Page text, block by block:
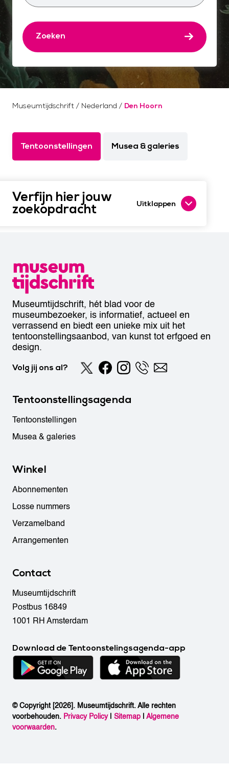
Zoeken
Museumtijdschrift / Nederland / Den Hoorn
Tentoonstellingen Musea & galeries
Verfijn hier jouw
zoekopdracht Uitklappen
Museumtijdschrift, hét blad voor de
museumbezoeker, is informatief, actueel en
verrassend en biedt een unieke mix uit het
tentoonstellingsaanbod, van kunst tot erfgoed en
design.
Volg jij ons al?
Tentoonstellingsagenda
Tentoonstellingen
Musea & galeries
Winkel
Abonnementen
Losse nummers
Verzamelband
Arrangementen
Contact
Museumtijdschrift
Postbus 16849
1001 RH Amsterdam
Download de Tentoonstelingsagenda-app
© Copyright [2026]. Museumtijdschrift. Alle rechten
voorbehouden. Privacy Policy| Sitemap |Algemene
voorwaarden.